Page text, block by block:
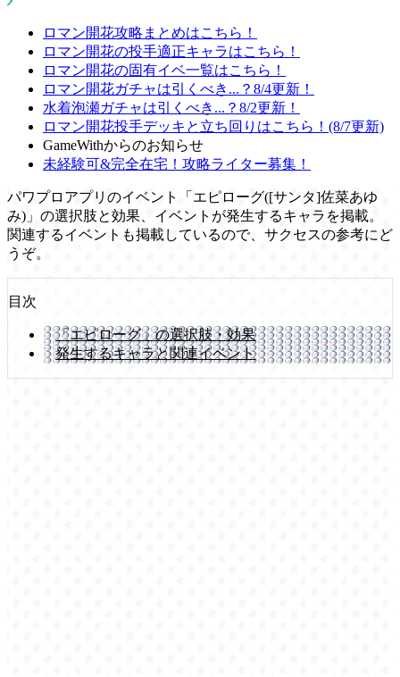
ロマン開花攻略まとめはこちら！
ロマン開花の投手適正キャラはこちら！
ロマン開花の固有イベ一覧はこちら！
ロマン開花ガチャは引くべき...？8/4更新！
水着泡瀬ガチャは引くべき...？8/2更新！
ロマン開花投手デッキと立ち回りはこちら！(8/7更新)
GameWithからのお知らせ
未経験可&完全在宅！攻略ライター募集！
パワプロアプリのイベント「エピローグ([サンタ]佐菜あゆ
み)」の選択肢と効果、イベントが発生するキャラを掲載。
関連するイベントも掲載しているので、サクセスの参考にど
うぞ。
目次
「エピローグ」の選択肢・効果
発生するキャラと関連イベント